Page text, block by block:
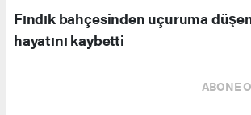
Fındık bahçesinden uçuruma
hayatını kaybetti
ABONE